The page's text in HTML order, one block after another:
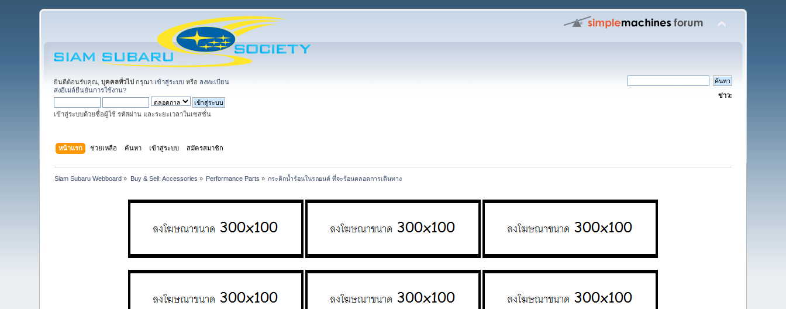
ยินดีต้อนรับคุณ,บุคคลทั่วไป กรุณา เข้าสู่ระบบ หรือ ลงทะเบียน
ส่งอีเมล์ยืนยันการใช้งาน?
เข้าสู่ระบบด้วยชื่อผู้ใช้ รหัสผ่าน และระยะเวลาในเซสชั่น
ข่าว:
หน้าแรก ช่วยเหลือ ค้นหา เข้าสู่ระบบ สมัครสมาชิก
Siam Subaru Webboard » Buy & Sell: Accessories » Performance Parts » กระติกน้ำร้อนในรถยนต์ ที่จะร้อนตลอดการเดินทาง